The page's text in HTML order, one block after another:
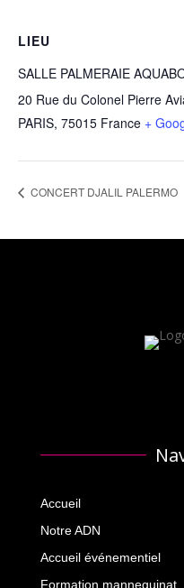
LIEU
SALLE PALMERAIE
20 Rue du Colonel Pierre
PARIS, 75015 France +
CONCERT DJALIL PALERMO
Accueil
Notre ADN
Accueil événementiel
Formation mannequinat